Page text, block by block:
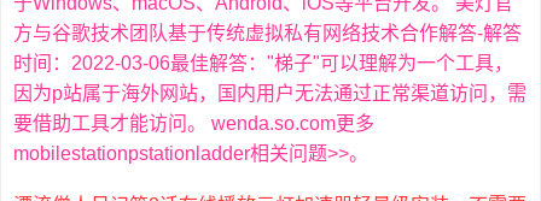
方与谷歌技术团队基于传统虚拟私有网络技术合作解答-解答
时间：2022-03-06最佳解答："梯子"可以理解为一个工具，
因为p站属于海外网站，国内用户无法通过正常渠道访问，需
要借助工具才能访问。 wenda.so.com更多
mobilestationpstationladder相关问题>>。